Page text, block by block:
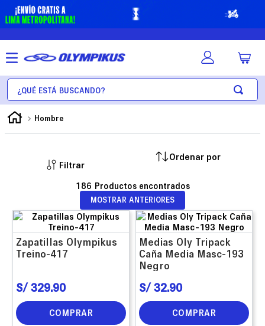
¿Qué está buscando?
Hombre
Filtrar
186
MOSTRAR ANTERIORES
Zapatillas Olympikus
Treino-417
S/ 329.90
COMPRAR
Medias Oly Tripack
Caña Media Masc-193
Negro
S/ 32.90
COMPRAR